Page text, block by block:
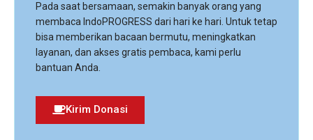
Pada saat bersamaan, semakin banyak orang yang
membaca IndoPROGRESS dari hari ke hari. Untuk tetap
bisa memberikan bacaan bermutu, meningkatkan
layanan, dan akses gratis pembaca, kami perlu
bantuan Anda.
Kirim Donasi